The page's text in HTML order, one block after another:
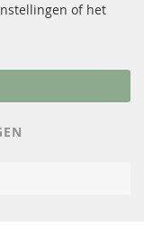
contract of het